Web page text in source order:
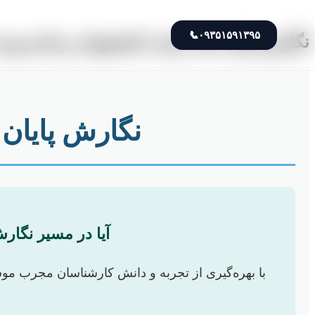
۰۹۳۵۱۵۹۱۳۹۵📞
نگارش پایان نامه برای دانشجویان
نگارش
آیا در مسیر
با بهره‌گیری از تجربه و دانش کارشناسان مجرب